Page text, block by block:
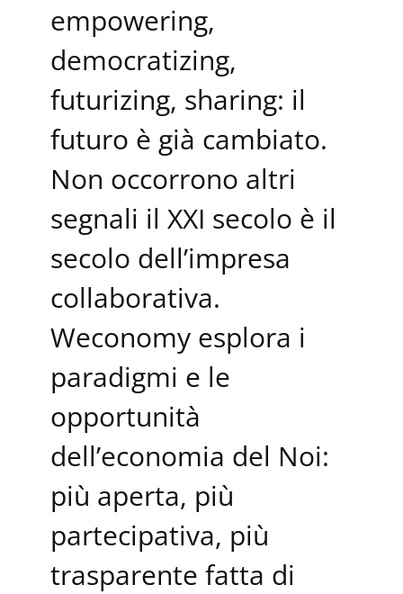
empowering,
democratizing,
futurizing, sharing: il
futuro è già cambiato.
Non occorrono altri
segnali il XXI secolo è il
secolo dell’impresa
collaborativa.
Weconomy esplora i
paradigmi e le
opportunità
dell’economia del Noi:
più aperta, più
partecipativa, più
trasparente fatta di